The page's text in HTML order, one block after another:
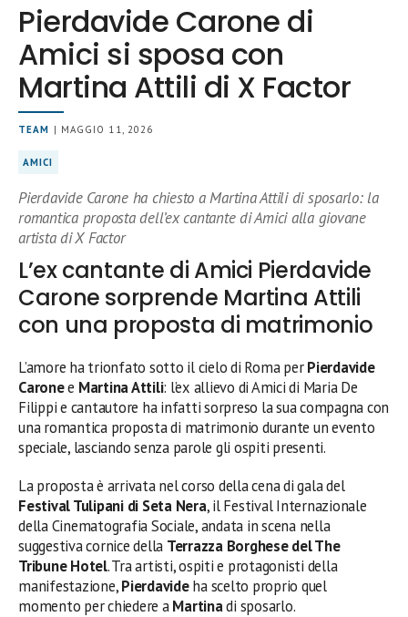
Pierdavide Carone di
Amici si sposa con
Martina Attili di X Factor
TEAM | MAGGIO 11, 2026
AMICI
Pierdavide Carone ha chiesto a Martina Attili di sposarlo: la
romantica proposta dell’ex cantante di Amici alla giovane
artista di X Factor
L’ex cantante di Amici Pierdavide
Carone sorprende Martina Attili
con una proposta di matrimonio
L’amore ha trionfato sotto il cielo di Roma perPierdavide
Caronee Martina Attili: l’ex allievo di Amici di Maria De
Filippi e cantautore ha infatti sorpreso la sua compagna con
una romantica proposta di matrimonio durante un evento
speciale, lasciando senza parole gli ospiti presenti.
La proposta è arrivata nel corso della cena di gala del
Festival Tulipani di Seta Nera, il Festival Internazionale
della Cinematografia Sociale, andata in scena nella
suggestiva cornice della Terrazza Borghese del The
Tribune Hotel. Tra artisti, ospiti e protagonisti della
manifestazione,Pierdavideha scelto proprio quel
momento per chiedere aMartinadi sposarlo.